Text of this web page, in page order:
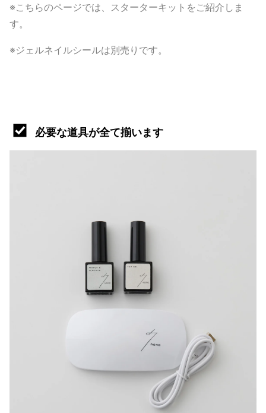
※こちらのページでは、スターターキットをご紹介しま
す。
※ジェルネイルシールは別売りです。
必要な道具が全て揃います